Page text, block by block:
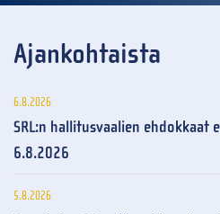
Ajankohtaista
6.8.2026
SRL:n hallitusvaalien
6.8.2026
5.8.2026